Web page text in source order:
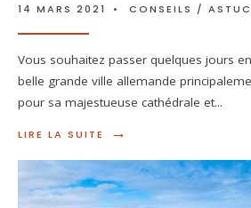
14 MARS 2021 • CONSEILS /
Vous souhaitez passer quelques jours
belle grande ville allemande
pour sa majestueuse cathédrale et...
LIRE LA SUITE →